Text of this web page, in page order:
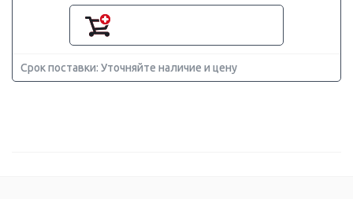
Срок поставки: Уточняйте наличие и цену